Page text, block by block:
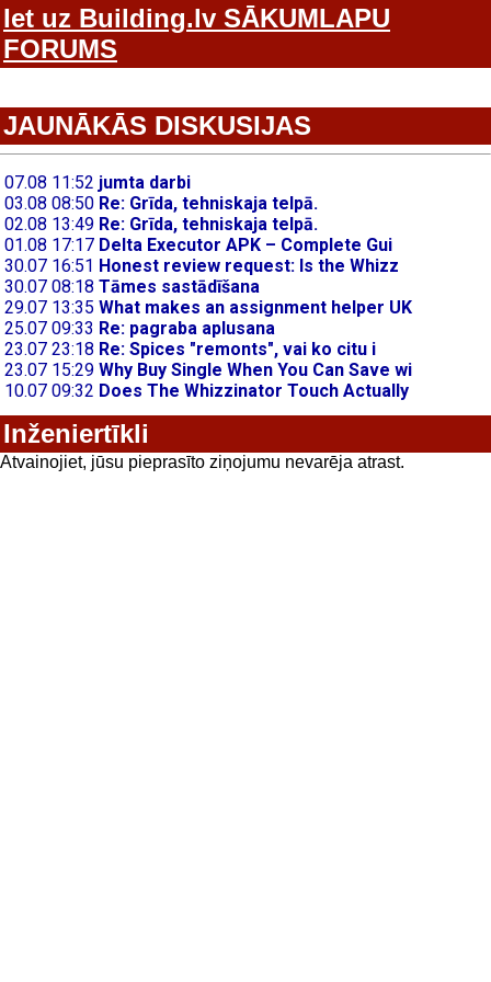
Iet uz Building.lv SĀKUMLAPU
FORUMS
JAUNĀKĀS DISKUSIJAS
Inženiertīkli
Atvainojiet, jūsu pieprasīto ziņojumu nevarēja atrast.